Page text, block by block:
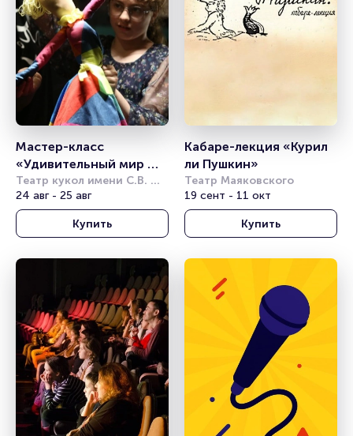
Мастер-класс
«Удивительный мир
театральной куклы»
Театр кукол имени С.В.
Образцова
24 авг - 25 авг
Купить
Кабаре-лекция «Курил
ли Пушкин»
Театр Маяковского
19 сент - 11 окт
Купить